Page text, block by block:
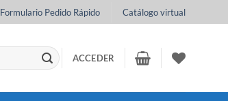
Formulario Pedido Rápido Catálogo virtual
ACCEDER